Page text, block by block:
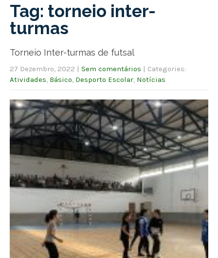
Tag: torneio inter-
turmas
Torneio Inter-turmas de futsal
27 Dezembro, 2022 | Sem comentários | Categories:
Atividades Básico Desporto Escolar Notícias